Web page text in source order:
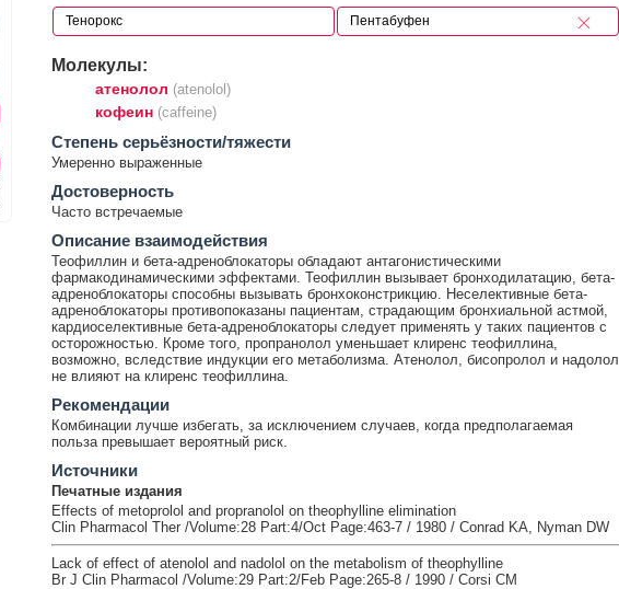
Молекулы:
атенолол (atenolol)
кофеин (caffeine)
Cтепень серьёзности/тяжести
Умеренно выраженные
Достоверность
Часто встречаемые
Описание взаимодействия
Теофиллин и бета-адреноблокаторы обладают антагонистическими
фармакодинамическими эффектами. Теофиллин вызывает бронходилатацию, бета-
адреноблокаторы способны вызывать бронхоконстрикцию. Неселективные бета-
адреноблокаторы противопоказаны пациентам, страдающим бронхиальной астмой,
кардиоселективные бета-адреноблокаторы следует применять у таких пациентов с
осторожностью. Кроме того, пропранолол уменьшает клиренс теофиллина,
возможно, вследствие индукции его метаболизма. Атенолол, бисопролол и надолол
не влияют на клиренс теофиллина.
Рекомендации
Комбинации лучше избегать, за исключением случаев, когда предполагаемая
польза превышает вероятный риск.
Источники
Печатные издания
Effects of metoprolol and propranolol on theophylline elimination
Clin Pharmacol Ther /Volume:28 Part:4/Oct Page:463-7 / 1980 / Conrad KA, Nyman DW
Lack of effect of atenolol and nadolol on the metabolism of theophylline
Br J Clin Pharmacol /Volume:29 Part:2/Feb Page:265-8 / 1990 / Corsi CM